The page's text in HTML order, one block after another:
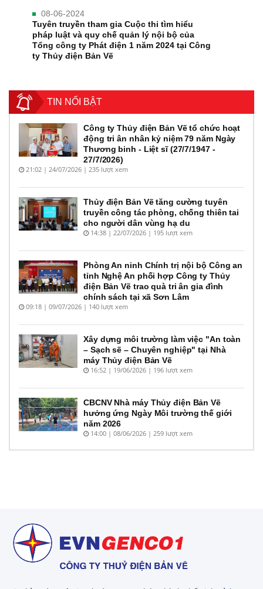
08-06-2024
Tuyên truyền tham gia Cuộc thi tìm hiểu
pháp luật và quy chế quản lý nội bộ của
Tổng công ty Phát điện 1 năm 2024 tại Công
ty Thủy điện Bản Vẽ
TIN NỔI BẬT
Công ty Thủy điện Bản Vẽ tổ chức hoạt
động tri ân nhân kỷ niệm 79 năm Ngày
Thương binh - Liệt sĩ (27/7/1947 -
27/7/2026)
21:02 | 24/07/2026 | 235 lượt xem
Thủy điện Bản Vẽ tăng cường tuyên
truyền công tác phòng, chống thiên tai
cho người dân vùng hạ du
14:38 | 22/07/2026 | 195 lượt xem
Phòng An ninh Chính trị nội bộ Công an
tỉnh Nghệ An phối hợp Công ty Thủy
điện Bản Vẽ trao quà tri ân gia đình
chính sách tại xã Sơn Lâm
09:18 | 09/07/2026 | 140 lượt xem
Xây dựng môi trường làm việc "An toàn
– Sạch sẽ – Chuyên nghiệp" tại Nhà
máy Thủy điện Bản Vẽ
16:52 | 19/06/2026 | 196 lượt xem
CBCNV Nhà máy Thủy điện Bản Vẽ
hưởng ứng Ngày Môi trường thế giới
năm 2026
14:00 | 08/06/2026 | 259 lượt xem